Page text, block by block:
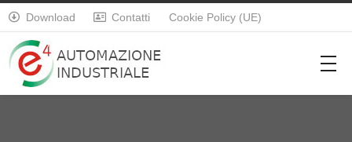
 Download  Contatti Cookie Policy (UE)